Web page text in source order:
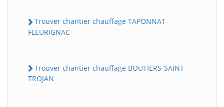
Trouver chantier chauffage TAPONNAT-
FLEURIGNAC
Trouver chantier chauffage BOUTIERS-SAINT-
TROJAN